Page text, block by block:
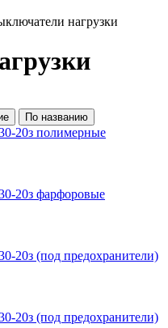
нагрузки
20з полимерные
20з фарфоровые
20з (под предохранители)
20з (под предохранители)